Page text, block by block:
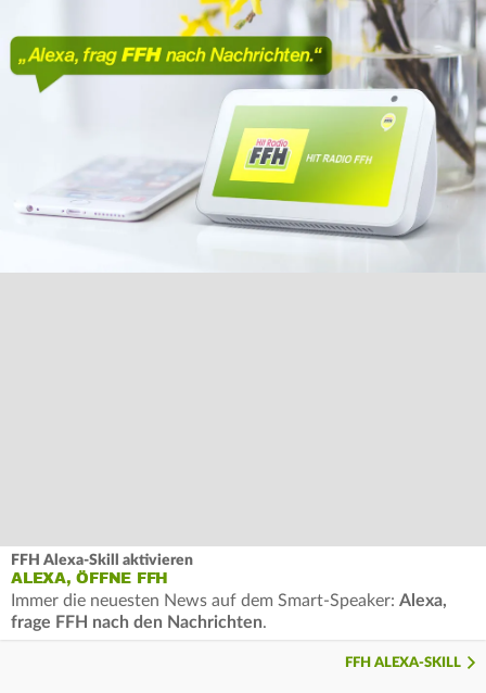
FFH Alexa-Skill aktivieren
ALEXA, ÖFFNE FFH
Immer die neuesten News auf dem Smart-Speaker: Alexa,
frage FFH nach den Nachrichten.
FFH ALEXA-SKILL